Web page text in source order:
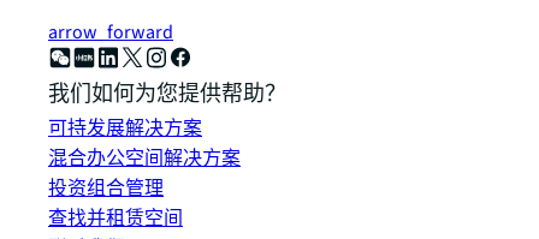
arrow_forward
我们如何为您提供帮助？
可持发展解决方案
混合办公空间解决方案
投资组合管理
查找并租赁空间